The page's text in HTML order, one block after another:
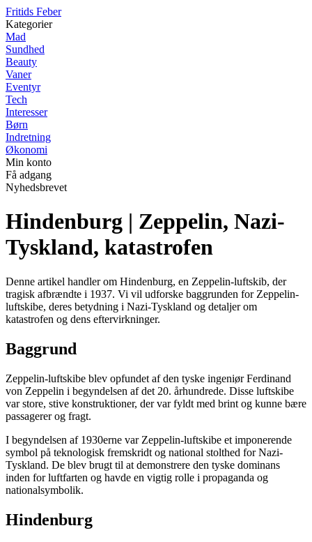
Fritids Feber
Kategorier
Mad
Sundhed
Beauty
Vaner
Eventyr
Tech
Interesser
Børn
Indretning
Økonomi
Min konto
Få adgang
Nyhedsbrevet
Hindenburg | Zeppelin, Nazi-
Tyskland, katastrofen
Denne artikel handler om Hindenburg, en Zeppelin-luftskib, der
tragisk afbrændte i 1937. Vi vil udforske baggrunden for Zeppelin-
luftskibe, deres betydning i Nazi-Tyskland og detaljer om
katastrofen og dens eftervirkninger.
Baggrund
Zeppelin-luftskibe blev opfundet af den tyske ingeniør Ferdinand
von Zeppelin i begyndelsen af det 20. århundrede. Disse luftskibe
var store, stive konstruktioner, der var fyldt med brint og kunne bære
passagerer og fragt.
I begyndelsen af 1930erne var Zeppelin-luftskibe et imponerende
symbol på teknologisk fremskridt og national stolthed for Nazi-
Tyskland. De blev brugt til at demonstrere den tyske dominans
inden for luftfarten og havde en vigtig rolle i propaganda og
nationalsymbolik.
Hindenburg